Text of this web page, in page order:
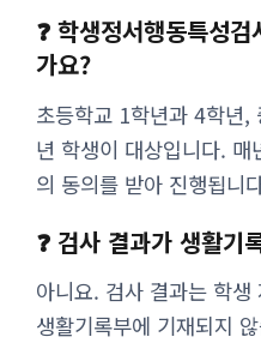
❓ 학생정서행동특성
가요?
초등학교 1학년과 4학년
년 학생이 대상입니다.
의 동의를 받아 진행됩니
❓ 검사 결과가 생활기
아니요. 검사 결과는 학
생활기록부에 기재되지